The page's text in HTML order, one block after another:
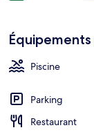
Metrotown se
voyageurs
Piscine
Parking
Restaurant